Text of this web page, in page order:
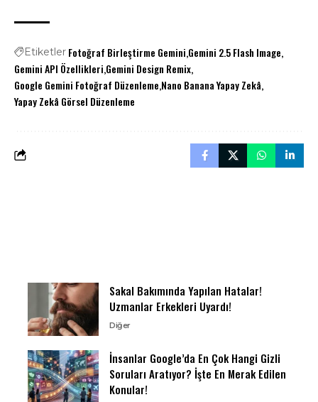
Etiketler Fotoğraf Birleştirme Gemini Gemini 2.5 Flash Image
Gemini API Özellikleri Gemini Design Remix
Google Gemini Fotoğraf Düzenleme Nano Banana Yapay Zekâ
Yapay Zekâ Görsel Düzenleme
Sakal Bakımında Yapılan Hatalar!
Uzmanlar Erkekleri Uyardı!
Diğer
İnsanlar Google’da En Çok Hangi Gizli
Soruları Aratıyor? İşte En Merak Edilen
Konular!